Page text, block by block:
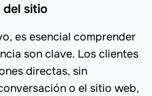
sitio
es esencial comprender
son clave. Los clientes
directas, sin
o el sitio web,